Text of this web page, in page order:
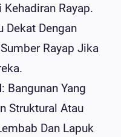
Rayap.
Dekat Dengan
Rayap Jika
: Bangunan Yang
Struktural Atau
Dan Lapuk